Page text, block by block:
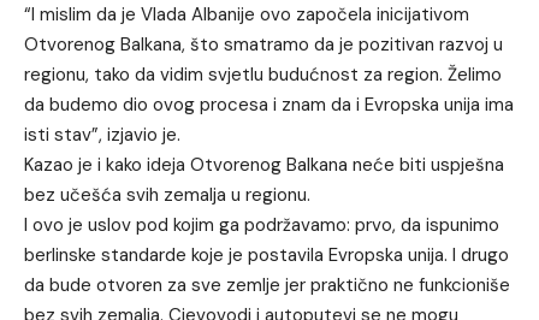
“I mislim da je Vlada Albanije ovo započela inicijativom
Otvorenog Balkana, što smatramo da je pozitivan razvoj u
regionu, tako da vidim svjetlu budućnost za region. Želimo
da budemo dio ovog procesa i znam da i Evropska unija ima
isti stav”, izjavio je.
Kazao je i kako ideja Otvorenog Balkana neće biti uspješna
bez učešća svih zemalja u regionu.
I ovo je uslov pod kojim ga podržavamo: prvo, da ispunimo
berlinske standarde koje je postavila Evropska unija. I drugo
da bude otvoren za sve zemlje jer praktično ne funkcioniše
bez svih zemalja. Cjevovodi i autoputevi se ne mogu